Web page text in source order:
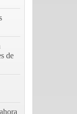
de